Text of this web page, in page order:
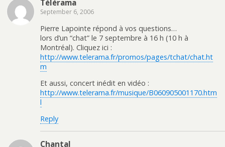
Télérama
September 6, 2006
Pierre Lapointe répond à vos questions…
lors d’un “chat” le 7 septembre à 16 h (10 h à
Montréal). Cliquez ici :
http://www.telerama.fr/promos/pages/tchat/chat.ht
m
Et aussi, concert inédit en vidéo :
http://www.telerama.fr/musique/B060905001170.htm
l
Reply
Chantal